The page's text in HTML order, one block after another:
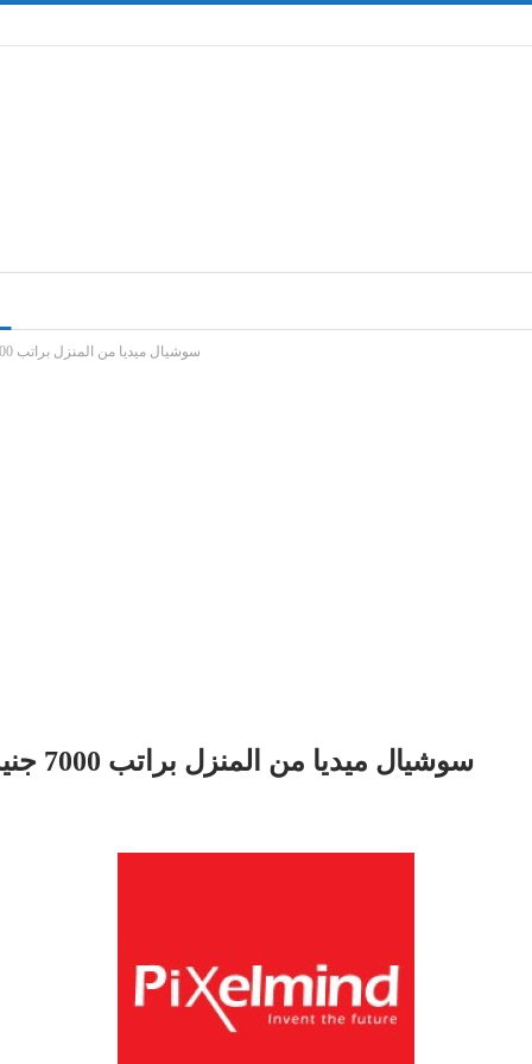
سوشيال ميديا من المنزل براتب 7000 جنيه – وأيضًا كورس لغة إنجليزية مجانًا
سوشيال ميديا من المنزل براتب 7000 جنيه – وأيضًا كورس لغة إنجليزية مجانًا